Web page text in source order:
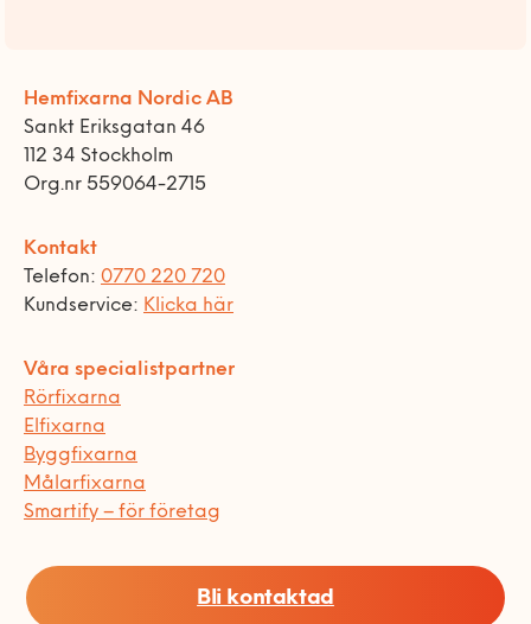
Bli kontaktad
Hemfixarna Nordic AB
Sankt Eriksgatan 46
112 34 Stockholm
Org.nr 559064-2715
Kontakt
Telefon: 0770 220 720
Kundservice: Klicka här
Våra specialistpartner
Rörfixarna
Elfixarna
Byggfixarna
Målarfixarna
Smartify – för företag
© Copyright 2026 hemfixarna.se